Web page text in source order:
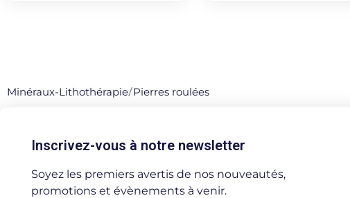
Minéraux-Lithothérapie/Pierres roulées
Inscrivez-vous à notre newsletter
Soyez les premiers avertis de nos nouveautés,
promotions et évènements à venir.